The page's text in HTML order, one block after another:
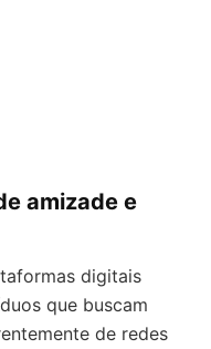
amizade e
digitais
que buscam
de redes